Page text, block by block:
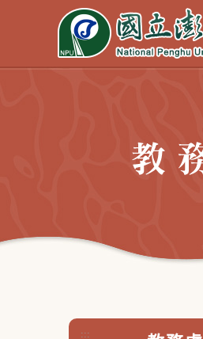
:::